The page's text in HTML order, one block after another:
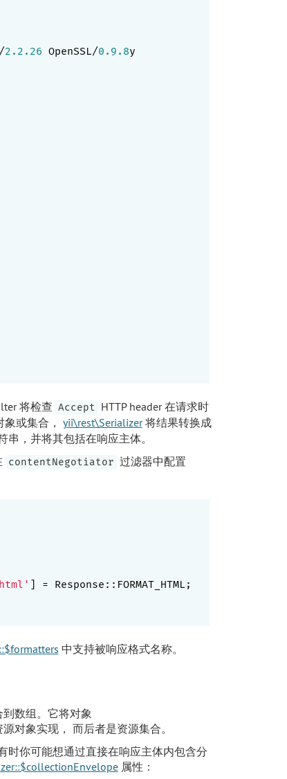
2.2 .26 OpenSSL/0.9 .8y
将检查 Accept HTTP header 在请求时
或集合， yii\rest\Serializer将结果转换成
串，并将其包括在响应主体。
contentNegotiator 过滤器中配置
] = Response::FORMAT_HTML;
中支持被响应格式名称。
数组。它将对象
对象实现， 而后者是资源集合。
时你可能想通过直接在响应主体内包含分
属性：